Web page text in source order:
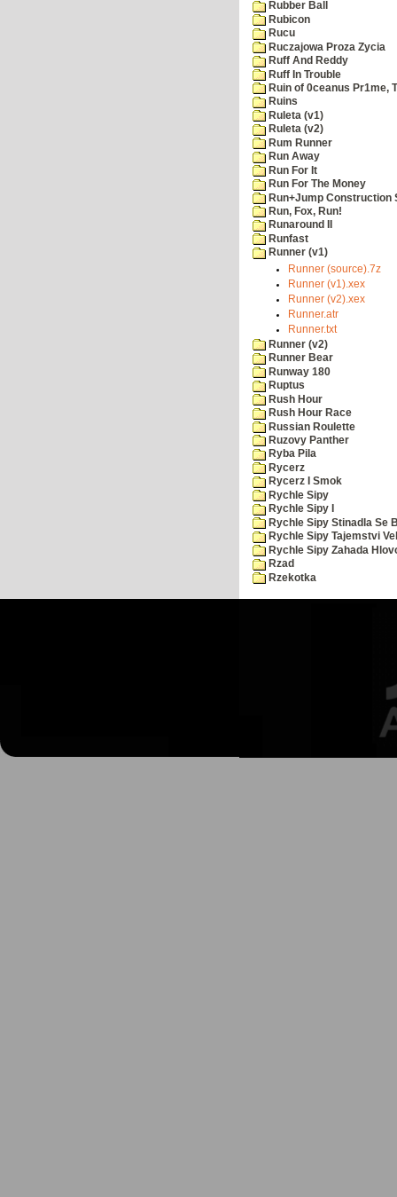
Rubber Ball
Rubicon
Rucu
Ruczajowa Proza Zycia
Ruff And Reddy
Ruff In Trouble
Ruin of 0ceanus Pr1me,
Ruins
Ruleta (v1)
Ruleta (v2)
Rum Runner
Run Away
Run For It
Run For The Money
Run+Jump Construction
Run, Fox, Run!
Runaround II
Runfast
Runner (v1)
Runner (source).7z
Runner (v1).xex
Runner (v2).xex
Runner.atr
Runner.txt
Runner (v2)
Runner Bear
Runway 180
Ruptus
Rush Hour
Rush Hour Race
Russian Roulette
Ruzovy Panther
Ryba Pila
Rycerz
Rycerz I Smok
Rychle Sipy
Rychle Sipy I
Rychle Sipy Stinadla Se
Rychle Sipy Tajemstvi
Rychle Sipy Zahada
Rzad
Rzekotka